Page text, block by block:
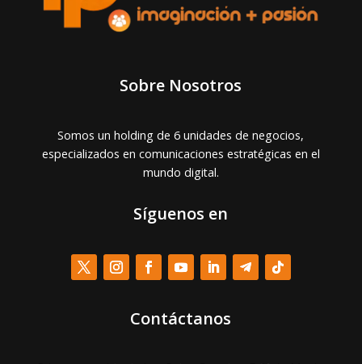
Sobre Nosotros
Somos un holding de 6 unidades de negocios,
especializados en comunicaciones estratégicas en el
mundo digital.
Síguenos en
Contáctanos